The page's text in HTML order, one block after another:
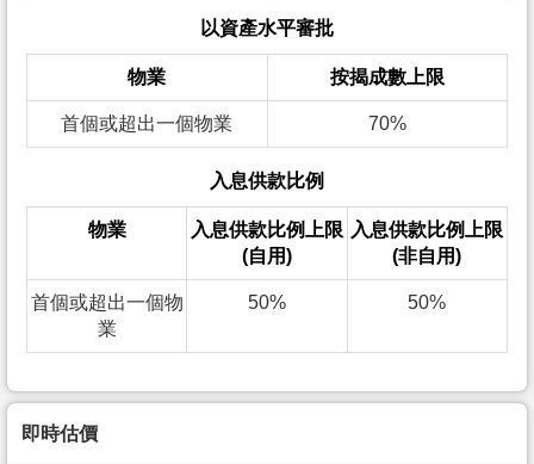
以資產水平審批
物業 按揭成數上限
首個或超出一個物業 70%
入息供款比例
物業
入息供款比例上限
(自用)
入息供款比例上限
(非自用)
首個或超出一個物
業
50% 50%
即時估價